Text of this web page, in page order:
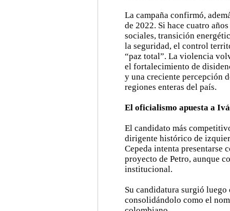
La campaña confirmó,
de 2022. Si hace cuatro
sociales, transición
la seguridad, el control
“paz total”. La violencia
el fortalecimiento de
y una creciente percepción
regiones enteras del país.
El oficialismo apuesta a
El candidato más
dirigente histórico de
Cepeda intenta presentarse
proyecto de Petro, aunque
institucional.
Su candidatura surgió
consolidándolo como el